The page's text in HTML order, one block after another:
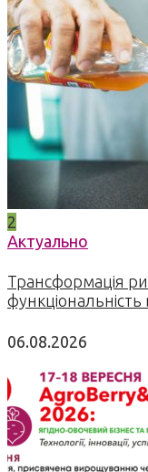
2
Актуально
Трансформація
06.08.2026